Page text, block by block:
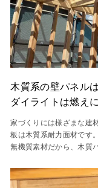
木質系の壁パネル
ダイライトは燃え
家づくりには様ざまな建
板は木質系耐力面材です
無機質素材だから、木質